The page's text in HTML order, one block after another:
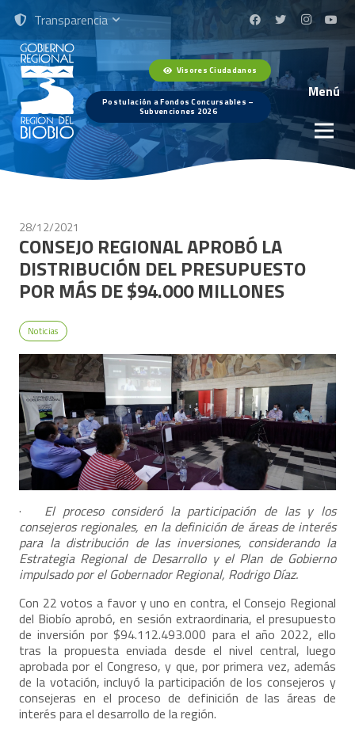
Transparencia
Visores Ciudadanos
Postulación a Fondos Concursables –
Subvenciones 2026
Menú
28/12/2021
CONSEJO REGIONAL APROBÓ LA
DISTRIBUCIÓN DEL PRESUPUESTO
POR MÁS DE $94.000 MILLONES
Noticias
·
El proceso consideró la participación de las y los
consejeros regionales, en la definición de áreas de interés
para la distribución de las inversiones, considerando la
Estrategia Regional de Desarrollo y el Plan de Gobierno
impulsado por el Gobernador Regional, Rodrigo Díaz.
Con 22 votos a favor y uno en contra, el Consejo Regional
del Biobío aprobó, en sesión extraordinaria, el presupuesto
de inversión por $94.112.493.000 para el año 2022, ello
tras la propuesta enviada desde el nivel central, luego
aprobada por el Congreso, y que, por primera vez, además
de la votación, incluyó la participación de los consejeros y
consejeras en el proceso de definición de las áreas de
interés para el desarrollo de la región.